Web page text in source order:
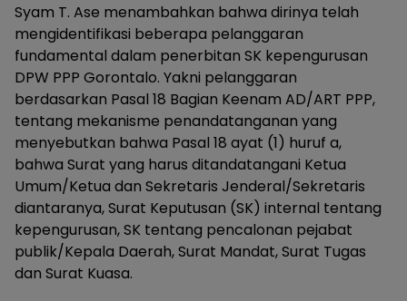
Syam T. Ase menambahkan bahwa dirinya telah
mengidentifikasi beberapa pelanggaran
fundamental dalam penerbitan SK kepengurusan
DPW PPP Gorontalo. Yakni pelanggaran
berdasarkan Pasal 18 Bagian Keenam AD/ART PPP,
tentang mekanisme penandatanganan yang
menyebutkan bahwa Pasal 18 ayat (1) huruf a,
bahwa Surat yang harus ditandatangani Ketua
Umum/Ketua dan Sekretaris Jenderal/Sekretaris
diantaranya, Surat Keputusan (SK) internal tentang
kepengurusan, SK tentang pencalonan pejabat
publik/Kepala Daerah, Surat Mandat, Surat Tugas
dan Surat Kuasa.